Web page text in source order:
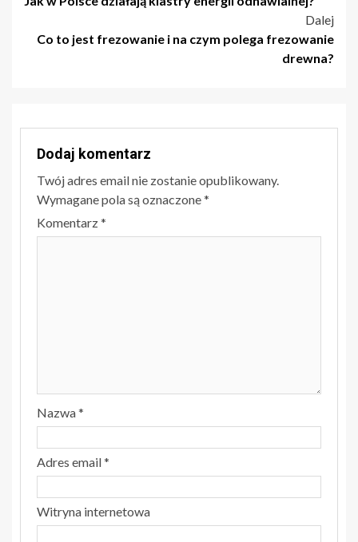
Dalej
Co to jest frezowanie i na czym polega frezowanie
drewna?
Dodaj komentarz
Twój adres email nie zostanie opublikowany.
Wymagane pola są oznaczone*
Komentarz*
Nazwa*
Adres email*
Witryna internetowa